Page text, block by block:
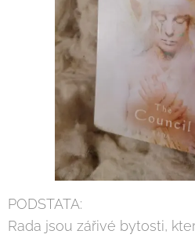
PODSTATA:
Rada jsou zářivé bytosti,